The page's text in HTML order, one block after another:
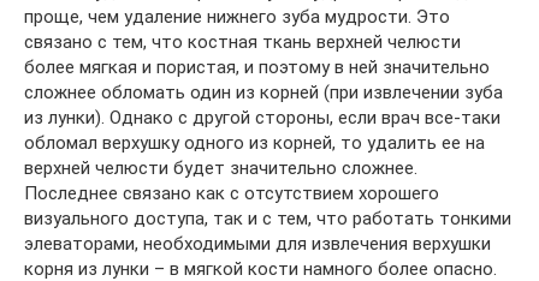
проще, чем удаление нижнего зуба мудрости. Это
связано с тем, что костная ткань верхней челюсти
более мягкая и пористая, и поэтому в ней значительно
сложнее обломать один из корней (при извлечении зуба
из лунки). Однако с другой стороны, если врач все-таки
обломал верхушку одного из корней, то удалить ее на
верхней челюсти будет значительно сложнее.
Последнее связано как с отсутствием хорошего
визуального доступа, так и с тем, что работать тонкими
элеваторами, необходимыми для извлечения верхушки
корня из лунки – в мягкой кости намного более опасно.